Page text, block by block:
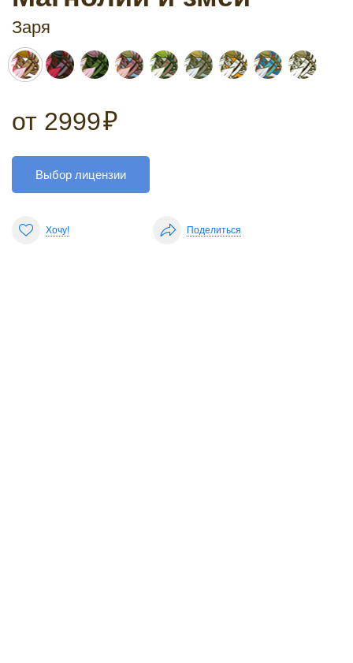
Заря
от 2999₽
Выбор лицензии
Хочу! Поделиться